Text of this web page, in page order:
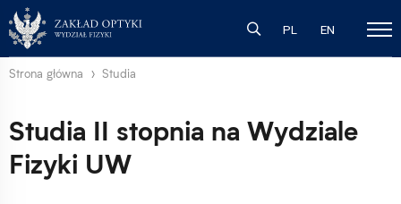
PL EN
Strona główna Studia
Studia II stopnia na Wydziale
Fizyki UW